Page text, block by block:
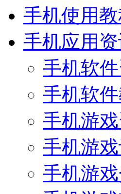
手机使用
手机应用
手机软
手机软
手机游
手机游
手机游